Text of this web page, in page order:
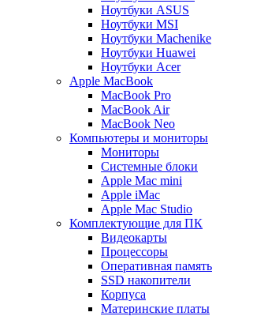
Ноутбуки ASUS
Ноутбуки MSI
Ноутбуки Machenike
Ноутбуки Huawei
Ноутбуки Acer
Apple MacBook
MacBook Pro
MacBook Air
MacBook Neo
Компьютеры и мониторы
Мониторы
Системные блоки
Apple Mac mini
Apple iMac
Apple Mac Studio
Комплектующие для ПК
Видеокарты
Процессоры
Оперативная память
SSD накопители
Корпуса
Материнские платы